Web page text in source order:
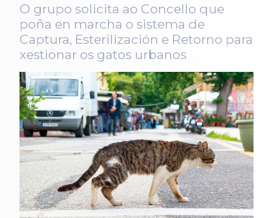
O grupo solicita ao Concello que
poña en marcha o sistema de
Captura, Esterilización e Retorno para
xestionar os gatos urbanos